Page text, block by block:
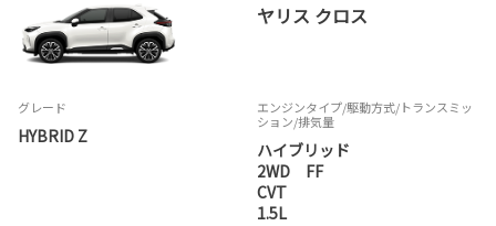
ヤリス クロス
グレード
HYBRID Z
エンジンタイプ/駆動方式/トランスミッ
ション/排気量
ハイブリッド
2WD FF
CVT
1.5L